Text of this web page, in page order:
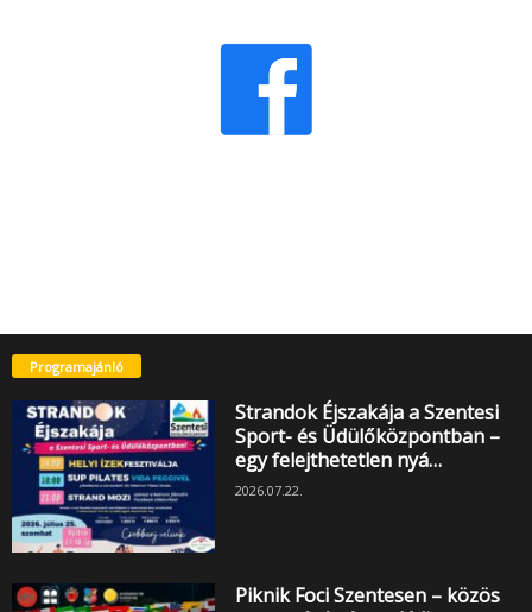
Programajánló
Strandok Éjszakája a Szentesi
Sport- és Üdülőközpontban –
egy felejthetetlen nyá…
2026.07.22.
Piknik Foci Szentesen – közös